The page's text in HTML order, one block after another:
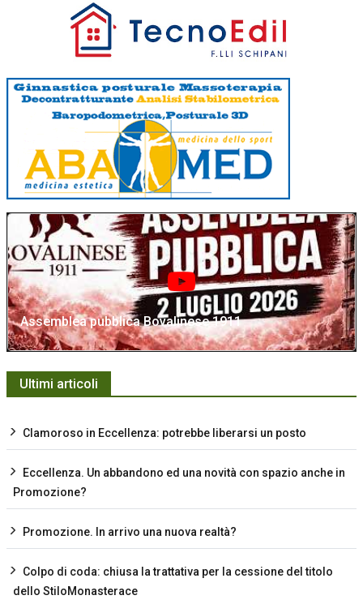
Assemblea pubblica Bovalinese 1911
Ultimi articoli
Clamoroso in Eccellenza: potrebbe liberarsi un posto
Eccellenza. Un abbandono ed una novità con spazio anche in
Promozione?
Promozione. In arrivo una nuova realtà?
Colpo di coda: chiusa la trattativa per la cessione del titolo
dello StiloMonasterace